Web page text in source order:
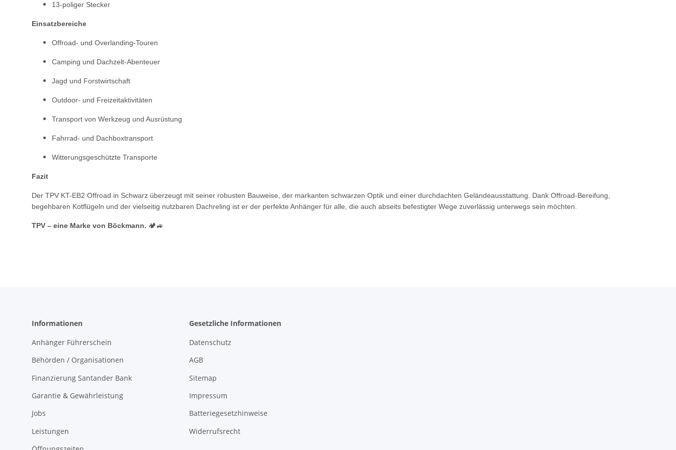
13-poliger Stecker
Einsatzbereiche
Offroad- und Overlanding-Touren
Camping und Dachzelt-Abenteuer
Jagd und Forstwirtschaft
Outdoor- und Freizeitaktivitäten
Transport von Werkzeug und Ausrüstung
Fahrrad- und Dachboxtransport
Witterungsgeschützte Transporte
Fazit
Der TPV KT-EB2 Offroad in Schwarz überzeugt mit seiner robusten Bauweise, der markanten schwarzen Optik und einer durchdachten Geländeausstattung. Dank Offroad-Bereifung,
begehbaren Kotflügeln und der vielseitig nutzbaren Dachreling ist er der perfekte Anhänger für alle, die auch abseits befestigter Wege zuverlässig unterwegs sein möchten.
TPV – eine Marke von Böckmann. 🏕️🚙
Informationen
Anhänger Führerschein
Behörden / Organisationen
Finanzierung Santander Bank
Garantie & Gewährleistung
Jobs
Leistungen
Gesetzliche Informationen
Datenschutz
AGB
Sitemap
Impressum
Batteriegesetzhinweise
Widerrufsrecht